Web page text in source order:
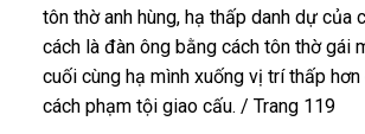
tôn thờ anh hùng, hạ thấp danh dự của
cách là đàn ông bằng cách tôn thờ gái
cuối cùng hạ mình xuống vị trí thấp
cách phạm tội giao cấu. / Trang 119